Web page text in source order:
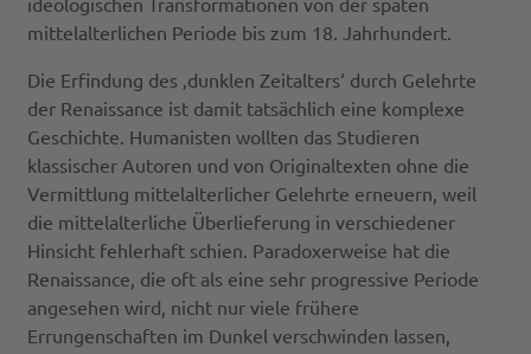
mittelalterlichen Periode bis zum 18. Jahrhundert.
Die Erfindung des ‚dunklen Zeitalters‘ durch Gelehrte
der Renaissance ist damit tatsächlich eine komplexe
Geschichte. Humanisten wollten das Studieren
klassischer Autoren und von Originaltexten ohne die
Vermittlung mittelalterlicher Gelehrte erneuern, weil
die mittelalterliche Überlieferung in verschiedener
Hinsicht fehlerhaft schien. Paradoxerweise hat die
Renaissance, die oft als eine sehr progressive Periode
angesehen wird, nicht nur viele frühere
Errungenschaften im Dunkel verschwinden lassen,